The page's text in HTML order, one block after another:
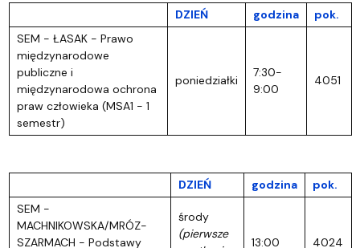
DZIEŃ godzina
pok.
SEM - ŁASAK - Prawo
międzynarodowe
publiczne i
międzynarodowa ochrona
praw człowieka (MSA1 - 1
semestr)
poniedziałki
7:30-
9:00
4051
DZIEŃ godzina
pok.
SEM -
MACHNIKOWSKA/MRÓZ-
SZARMACH - Podstawy
środy
(pierwsze
13:00 4024